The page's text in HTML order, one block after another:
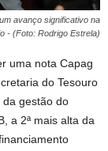
avanço significativo na
- (Foto: Rodrigo Estrela)
uma nota Capag
do Tesouro
da gestão do
a 2ª mais alta da